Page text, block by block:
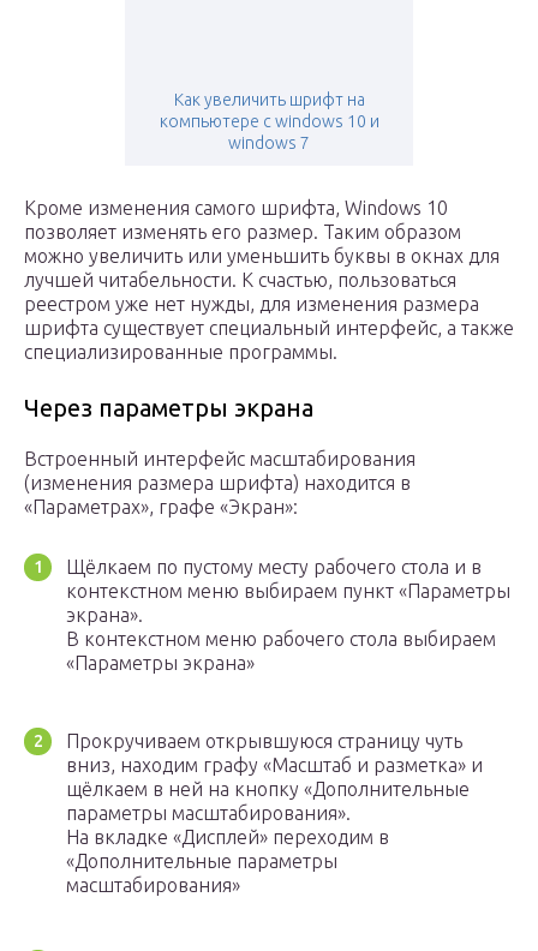
Как увеличить шрифт на
компьютере с windows 10 и
windows 7
Кроме изменения самого шрифта, Windows 10
позволяет изменять его размер. Таким образом
можно увеличить или уменьшить буквы в окнах для
лучшей читабельности. К счастью, пользоваться
реестром уже нет нужды, для изменения размера
шрифта существует специальный интерфейс, а также
специализированные программы.
Через параметры экрана
Встроенный интерфейс масштабирования
(изменения размера шрифта) находится в
«Параметрах», графе «Экран»:
Щёлкаем по пустому месту рабочего стола и в
контекстном меню выбираем пункт «Параметры
экрана».
В контекстном меню рабочего стола выбираем
«Параметры экрана»
Прокручиваем открывшуюся страницу чуть
вниз, находим графу «Масштаб и разметка» и
щёлкаем в ней на кнопку «Дополнительные
параметры масштабирования».
На вкладке «Дисплей» переходим в
«Дополнительные параметры
масштабирования»